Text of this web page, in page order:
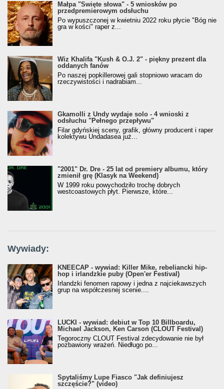
Małpa "Święte słowa" - 5 wniosków po
przedpremierowym odsłuchu
Po wypuszczonej w kwietniu 2022 roku płycie "Bóg nie
gra w kości" raper z...
Wiz Khalifa "Kush & O.J. 2" - piękny prezent dla
oddanych fanów
Po naszej popkillerowej gali stopniowo wracam do
rzeczywistości i nadrabiam...
Gkamolli z Undy wydaje solo - 4 wnioski z
odsłuchu "Pełnego przepływu"
Filar gdyńskiej sceny, grafik, główny producent i raper
kolektywu Undadasea już...
"2001" Dr. Dre - 25 lat od premiery albumu, który
zmienił grę (Klasyk na Weekend)
W 1999 roku powychodziło trochę dobrych
westcoastowych płyt. Pierwsze, które...
Wywiady:
KNEECAP - wywiad: Killer Mike, rebeliancki hip-
hop i irlandzkie puby (Open'er Festival)
Irlandzki fenomen rapowy i jedna z najciekawszych
grup na współczesnej scenie....
LUCKI - wywiad: debiut w Top 10 Billboardu,
Michael Jackson, Ken Carson (CLOUT Festival)
Tegoroczny CLOUT Festival zdecydowanie nie był
pozbawiony wrażeń. Niedługo po...
Spytaliśmy Lupe Fiasco "Jak definiujesz
szczęście?" (video)